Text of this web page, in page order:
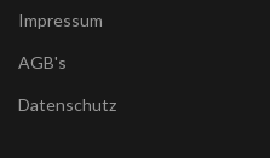
Impressum
AGB's
Datenschutz